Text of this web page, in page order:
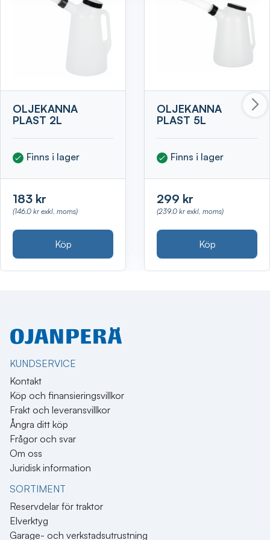
OLJEKANNA
PLAST 2L
Finns i lager
183 kr
(146.0 kr exkl. moms)
Köp
OLJEKANNA
PLAST 5L
Finns i lager
299 kr
(239.0 kr exkl. moms)
Köp
KUNDSERVICE
Kontakt
Köp och finansieringsvillkor
Frakt och leveransvillkor
Ångra ditt köp
Frågor och svar
Om oss
Juridisk information
SORTIMENT
Reservdelar för traktor
Elverktyg
Garage- och verkstadsutrustning